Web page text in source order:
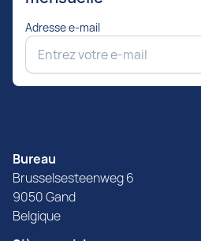
Adresse e-mail
Bureau
Brusselsesteenweg 6
9050 Gand
Belgique